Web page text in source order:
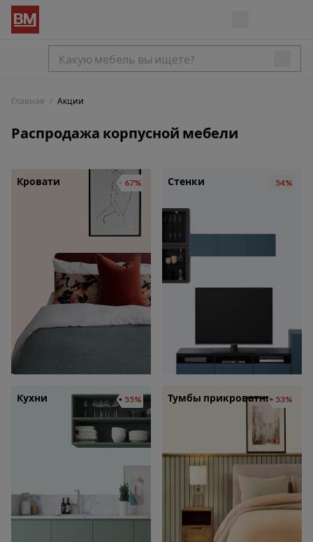
Главная Акции
Распродажа корпусной мебели
Кровати 67% Стенки 54%
Кухни 55% Тумбы прикроватные53%